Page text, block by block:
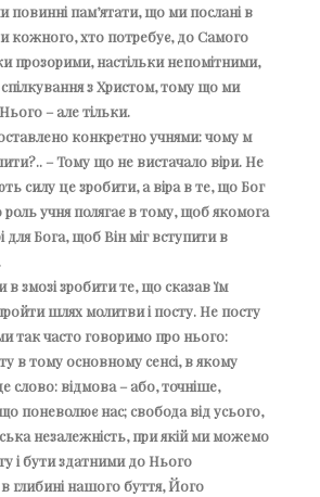
повинні пам’ятати, що ми послані в
кожного, хто потребує, до Самого
прозорими, настільки непомітними,
з Христом, тому що ми
– але тільки.
конкретно учнями: чому м
– Тому що не вистачало віри. Не
силу це зробити, а віра в те, що Бог
учня полягає в тому, щоб якомога
Бога, щоб Він міг вступити в
в змозі зробити те, що сказав їм
шлях молитви і посту. Не посту
так часто говоримо про нього:
в тому основному сенсі, в якому
слово: відмова – або, точніше,
поневолює нас; свобода від усього,
незалежність, при якій ми можемо
і бути здатними до Нього
в глибині нашого буття, Його